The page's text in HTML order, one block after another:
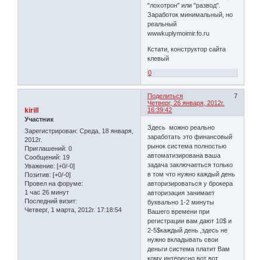
"лохотрон" или "развод".
Заработок минимальный, но
реальный
wwwkuplymoimir.fo.ru
Кстати, конструктор сайта
клевый
0
Поделиться
7
Четверг, 26 января, 2012г.
16:39:42
kirill
Участник
Зарегистрирован: Среда, 18 января,
2012г.
Приглашений: 0
Сообщений: 19
Уважение: [+0/-0]
Позитив: [+0/-0]
Провел на форуме:
1 час 26 минут
Последний визит:
Четверг, 1 марта, 2012г. 17:18:54
Здесь можно реально
заработать это финансовый
рынок система полностью
автоматизирована ваша
задача заключаеться только
в том что нужно каждый день
авторизироваться у брокера
авторизация занимает
буквально 1-2 минуты
Вашего времени при
регистрации вам дают 10$ и
2-5$каждый день ,здесь не
нужно вкладывать свои
деньги система платит Вам
кому интересно вот вот